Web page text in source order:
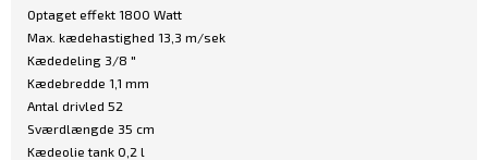
Optaget effekt 1800 Watt
Max. kædehastighed 13,3 m/sek
Kædedeling 3/8 "
Kædebredde 1,1 mm
Antal drivled 52
Sværdlængde 35 cm
Kædeolie tank 0,2 l